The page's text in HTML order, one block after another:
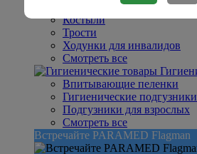
Костыли
Трости
Ходунки для инвалидов
Смотреть все
Впитывающие пеленки
Гигиенические
Подгузники для взрослых
Смотреть все
Встречайте PARAMED Flagman